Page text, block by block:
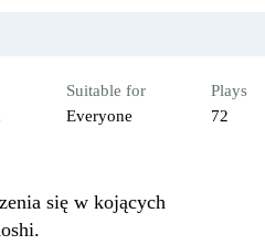
Suitable for
Everyone
Plays
72
się w kojących